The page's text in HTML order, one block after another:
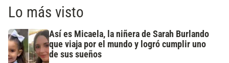
Lo más visto
Así es Micaela, la niñera de Sarah Burlando
que viaja por el mundo y logró cumplir uno
de sus sueños